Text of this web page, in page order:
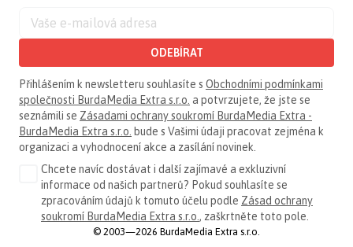
ODEBÍRAT
Přihlášením k newsletteru souhlasíte s Obchodními podmínkami
společnosti BurdaMedia Extra s.r.o. a potvrzujete, že jste se
seznámili se Zásadami ochrany soukromí BurdaMedia Extra -
BurdaMedia Extra s.r.o. bude s Vašimi údaji pracovat zejména k
organizaci a vyhodnocení akce a zasílání novinek.
Chcete navíc dostávat i další zajímavé a exkluzivní
informace od našich partnerů? Pokud souhlasíte se
zpracováním údajů k tomuto účelu podle Zásad ochrany
soukromí BurdaMedia Extra s.r.o. , zaškrtněte toto pole.
© 2003—2026 BurdaMedia Extra s.r.o.